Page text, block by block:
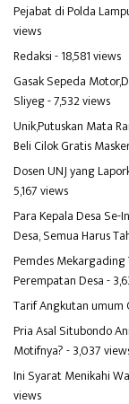
Pejabat di Polda
views
Redaksi- 18,581 views
Gasak Sepeda
Sliyeg- 7,532 views
Unik,Putuskan Mata
Beli Cilok Gratis
Dosen UNJ yang
5,167 views
Para Kepala Desa Se-
Desa, Semua Harus
Pemdes
Perempatan Desa-
Tarif Angkutan umum
Pria Asal Situbondo
Motifnya?- 3,037
Ini Syarat Menikahi
views